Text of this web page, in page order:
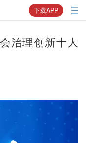
下载APP
治理创新十大